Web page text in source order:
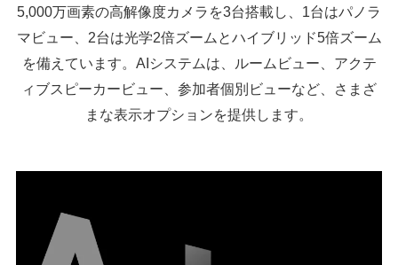
5,000万画素の高解像度カメラを3台搭載し、1台はパノラ
マビュー、2台は光学2倍ズームとハイブリッド5倍ズーム
を備えています。AIシステムは、ルームビュー、アクテ
ィブスピーカービュー、参加者個別ビューなど、さまざ
まな表示オプションを提供します。